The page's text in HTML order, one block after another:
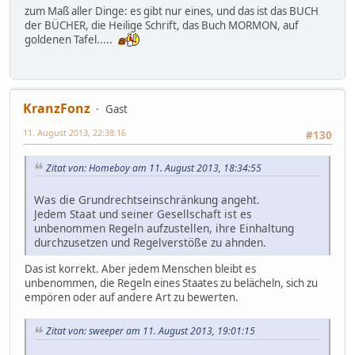
zum Maß aller Dinge: es gibt nur eines, und das ist das BUCH
der BÜCHER, die Heilige Schrift, das Buch MORMON, auf
goldenen Tafel.....
KranzFonz
Gast
#130
11. August 2013, 22:38:16
Zitat von: Homeboy am 11. August 2013, 18:34:55
Was die Grundrechtseinschränkung angeht.
Jedem Staat und seiner Gesellschaft ist es
unbenommen Regeln aufzustellen, ihre Einhaltung
durchzusetzen und Regelverstöße zu ahnden.
Das ist korrekt. Aber jedem Menschen bleibt es
unbenommen, die Regeln eines Staates zu belächeln, sich zu
empören oder auf andere Art zu bewerten.
Zitat von: sweeper am 11. August 2013, 19:01:15